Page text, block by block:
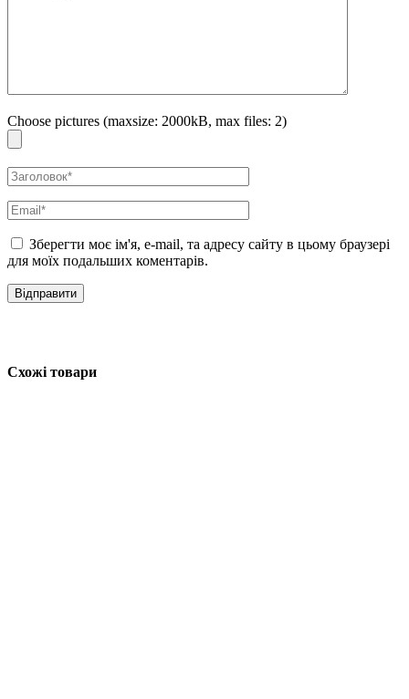
Choose pictures (maxsize: 2000kB, max files: 2)
Зберегти моє ім'я, e-mail, та адресу сайту в цьому браузері
для моїх подальших коментарів.
Схожі товари